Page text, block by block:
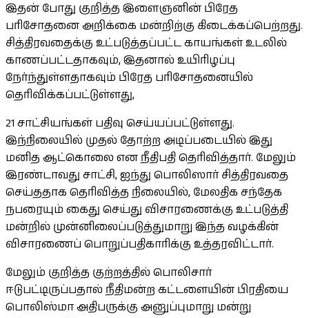
இதன் போது குறித்த இளைஞனின் பிரேத
பரிசோதனை அறிக்கை மன்றிற்கு கிடைக்கப்பெற்றது.
சித்திரவதைக்கு உட்படுத்தப்பட்ட காயங்கள் உடலில்
காணப்பட்டதாகவும், இதனால் உயிரிழப்பு
நேர்ந்துள்ளதாகவும் பிரேத பரிசோதனையில்
தெரிவிக்கப்பட்டுள்ளது,
21 சாட்சியங்கள் பதிவு செய்யப்பட்டுள்ளது.
இந்நிலையில் முதல் தோற்ற அடிப்படையில் இது
மனித ஆட்கொலை என நீதிபதி தெரிவித்தார். மேலும்
இரண்டாவது சாட்சி, ஐந்து பொலிஸார் சித்திரவதை
செய்ததாக தெரிவித்த நிலையில், மேலதிக சந்தேக
நபரையும் கைது செய்து விசாரணைக்கு உட்படுத்தி
மன்றில் முன்னிலைப்படுத்துமாறு இந்த வழக்கின்
விசாரணைப் பொறுப்பதிகாரிக்கு உத்தரவிட்டார்.
மேலும் குறித்த குற்றத்தில் பொலிசார்
ஈடுபட்டிருப்பதால் நீதிமன்ற கட்டளையின் பிரதியை
பொலிஸ்மா அதிபருக்கு அனுப்புமாறு மன்று